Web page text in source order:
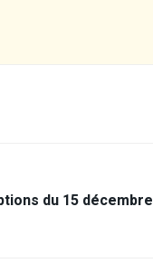
du 15 décembre